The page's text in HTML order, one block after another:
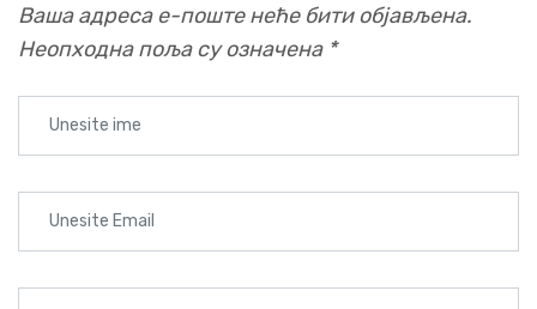
Ваша адреса е-поште неће бити објављена.
Неопходна поља су означена *